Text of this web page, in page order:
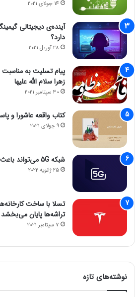
زمانی می تواند موثر باید که گوشی از
تا زمان برای اقدام به ردیابی خاموش
زمانی که گوشی باردیگر روشن شود، امکان
حتما بخوانید :آموزش: چگونه برنامه‌ها
اندرویدی مخفی کنیم؟
مجله خبری mydtc
14 جولای 2021
آینده‌ی دیجیتالی
دارد؟
28 آوریل 2021
پیام تسلیت به
زهرا سلام الله علیها
30 سپتامبر 2021
کتاب واقعه عاشورا و
9 جولای 2021
شبکه 5G می‌تواند باعث سقوط هواپیما شود
25 ژانویه 2022
تسلا با ساخت
تراشه‌ها پایان می‌بخشد
7 سپتامبر 2021
نوشته‌های تازه